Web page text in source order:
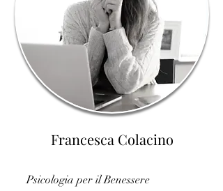
Francesca Colacino
Psicologia per il Benessere